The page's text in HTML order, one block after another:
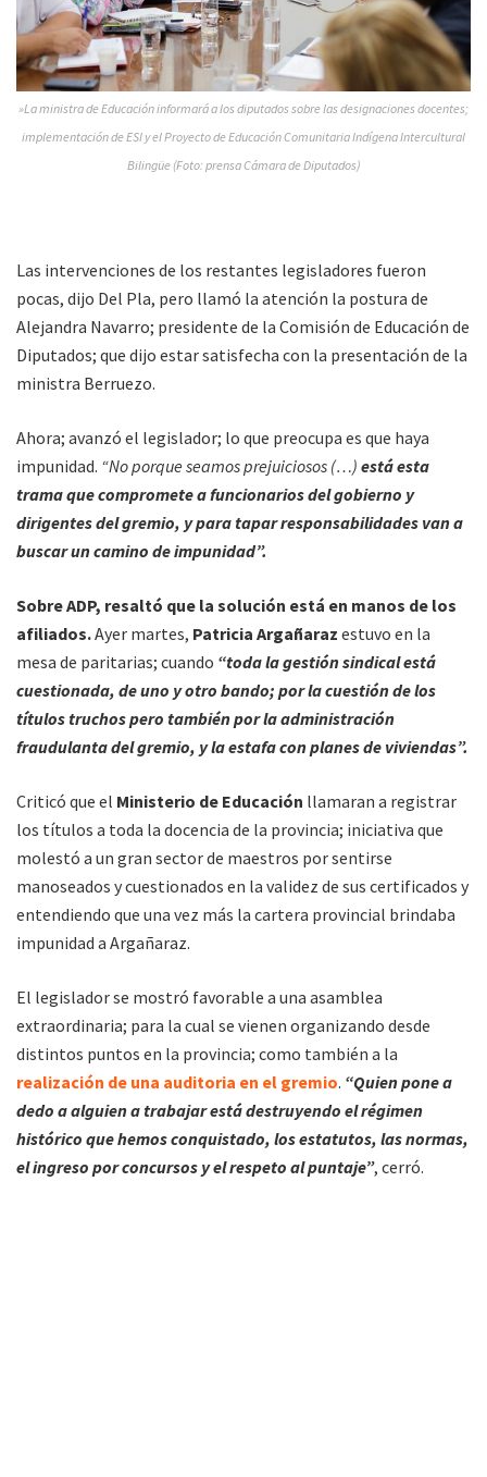
»La ministra de Educación informará a los diputados sobre las designaciones docentes;
implementación de ESI y el Proyecto de Educación Comunitaria Indígena Intercultural
Bilingüe (Foto: prensa Cámara de Diputados)
Las intervenciones de los restantes legisladores fueron
pocas, dijo Del Pla, pero llamó la atención la postura de
Alejandra Navarro; presidente de la Comisión de Educación de
Diputados; que dijo estar satisfecha con la presentación de la
ministra Berruezo.
Ahora; avanzó el legislador; lo que preocupa es que haya
impunidad. “No porque seamos prejuiciosos (…) está esta
trama que compromete a funcionarios del gobierno y
dirigentes del gremio, y para tapar responsabilidades van a
buscar un camino de impunidad”.
Sobre ADP, resaltó que la solución está en manos de los
afiliados.Ayer martes, Patricia Argañaraz estuvo en la
mesa de paritarias; cuando “toda la gestión sindical está
cuestionada, de uno y otro bando; por la cuestión de los
títulos truchos pero también por la administración
fraudulanta del gremio, y la estafa con planes de viviendas”.
Criticó que el Ministerio de Educación llamaran a registrar
los títulos a toda la docencia de la provincia; iniciativa que
molestó a un gran sector de maestros por sentirse
manoseados y cuestionados en la validez de sus certificados y
entendiendo que una vez más la cartera provincial brindaba
impunidad a Argañaraz.
El legislador se mostró favorable a una asamblea
extraordinaria; para la cual se vienen organizando desde
distintos puntos en la provincia; como también a la
realización de una auditoria en el gremio. “Quien pone a
dedo a alguien a trabajar está destruyendo el régimen
histórico que hemos conquistado, los estatutos, las normas,
el ingreso por concursos y el respeto al puntaje”, cerró.